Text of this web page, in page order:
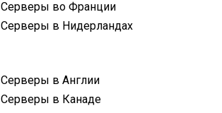
Серверы во Франции
Серверы в Нидерландах
Серверы в Англии
Серверы в Канаде